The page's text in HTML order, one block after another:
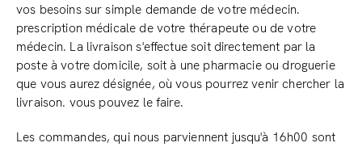
vos besoins sur simple demande de votre médecin.
prescription médicale de votre thérapeute ou de votre
médecin. La livraison s'effectue soit directement par la
poste à votre domicile, soit à une pharmacie ou droguerie
que vous aurez désignée, où vous pourrez venir chercher la
livraison. vous pouvez le faire.
Les commandes, qui nous parviennent jusqu'à 16h00 sont